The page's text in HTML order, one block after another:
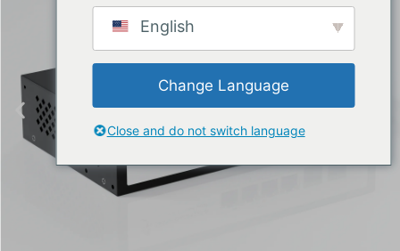
English
Change Language
Close and do not switch language